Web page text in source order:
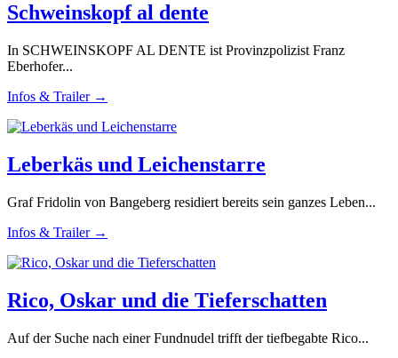
Schweinskopf al dente
In SCHWEINSKOPF AL DENTE ist Provinzpolizist Franz
Eberhofer...
Infos & Trailer →
Leberkäs und Leichenstarre
Graf Fridolin von Bangeberg residiert bereits sein ganzes Leben...
Infos & Trailer →
Rico, Oskar und die Tieferschatten
Auf der Suche nach einer Fundnudel trifft der tiefbegabte Rico...